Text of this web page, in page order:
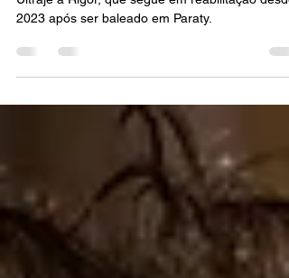
Família atualiza estado de saúde de Mingau, do
2023 após ser baleado em Paraty.